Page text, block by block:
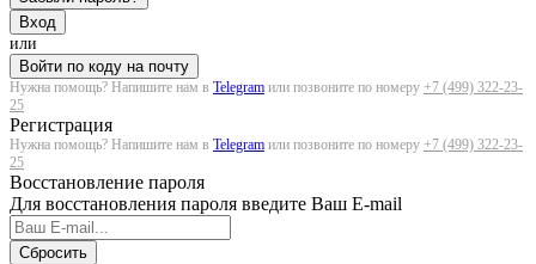
Вход
или
Войти по коду на почту
Нужна помощь? Напишите нам в Telegram или позвоните по номеру +7 (499) 322-23-
25
Регистрация
Нужна помощь? Напишите нам в Telegram или позвоните по номеру +7 (499) 322-23-
25
Восстановление пароля
Для восстановления пароля введите Ваш E-mail
Сбросить